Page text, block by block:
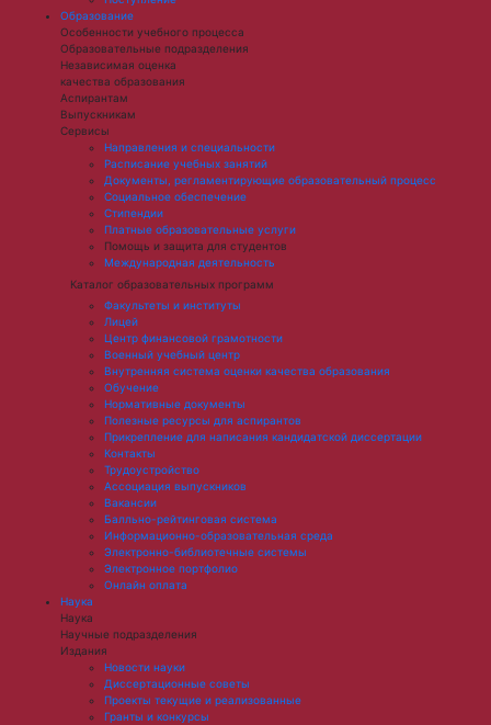
Образование
Особенности учебного процесса
Образовательные подразделения
Независимая оценка
качества образования
Аспирантам
Выпускникам
Сервисы
Направления и специальности
Расписание учебных занятий
Документы, регламентирующие образовательный процесс
Социальное обеспечение
Стипендии
Платные образовательные услуги
Помощь и защита для студентов
Международная деятельность
Каталог образовательных программ
Факультеты и институты
Лицей
Центр финансовой грамотности
Военный учебный центр
Внутренняя система оценки качества образования
Обучение
Нормативные документы
Полезные ресурсы для аспирантов
Прикрепление для написания кандидатской диссертации
Контакты
Трудоустройство
Ассоциация выпускников
Вакансии
Балльно-рейтинговая система
Информационно-образовательная среда
Электронно-библиотечные системы
Электронное портфолио
Онлайн оплата
Наука
Наука
Научные подразделения
Издания
Новости науки
Диссертационные советы
Проекты текущие и реализованные
Гранты и конкурсы